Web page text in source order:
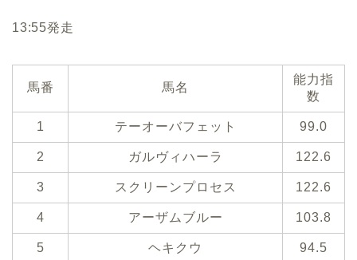
13:55発走
馬番 馬名
能力指
数
1 テーオーバフェット 99.0
2 ガルヴィハーラ 122.6
3 スクリーンプロセス 122.6
4 アーザムブルー 103.8
5 ヘキクウ 94.5